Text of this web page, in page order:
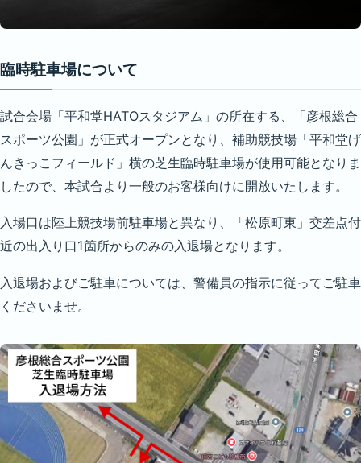
臨時駐車場について
試合会場「平和堂HATOスタジアム」の所在する、「彦根総合
スポーツ公園」が正式オープンとなり、補助競技場「平和堂げ
んきっこフィールド」横の芝生臨時駐車場が使用可能となりま
したので、本試合より一般のお客様向けに開放いたします。
入場口は陸上競技場前駐車場と異なり、「松原町東」交差点付
近の出入り口1箇所からのみの入退場となります。
入退場およびご駐車については、警備員の指示に従ってご駐車
くださいませ。